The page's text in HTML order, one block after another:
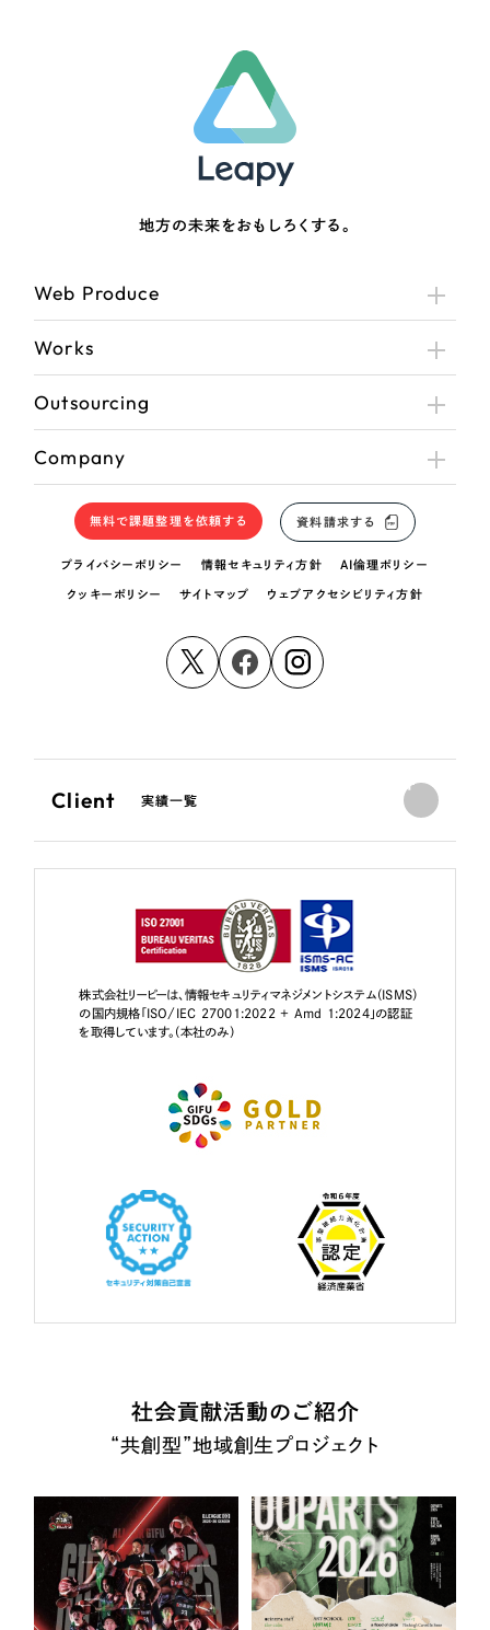
地方の未来をおもしろくする。
Web Produce
Works
Outsourcing
Company
無料で課題整理を依頼する 資料請求する
プライバシーポリシー 情報セキュリティ方針 AI倫理ポリシー
クッキーポリシー サイトマップ ウェブアクセシビリティ方針
Client 実績一覧
株式会社リーピーは、情報セキュリティマネジメントシステム（ISMS）
の国内規格「ISO/IEC 27001:2022 + Amd 1:2024」の認証
を取得しています。（本社のみ）
社会貢献活動のご紹介
“共創型”地域創生プロジェクト